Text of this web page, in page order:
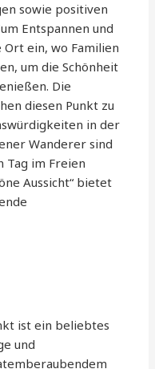
sowie positiven
Entspannen und
ein, wo Familien
um die Schönheit
Die
diesen Punkt zu
in der
Wanderer sind
Tag im Freien
Aussicht“ bietet
ist ein beliebtes
und